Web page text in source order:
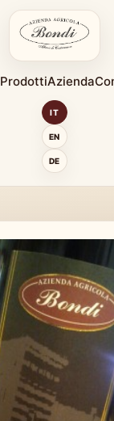
ProdottiAzienda
IT
EN
DE